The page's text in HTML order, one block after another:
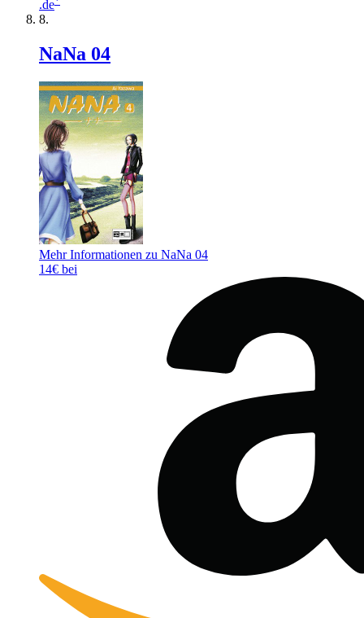
.de
NaNa 04
Mehr Informationen zu NaNa 04
14€ bei